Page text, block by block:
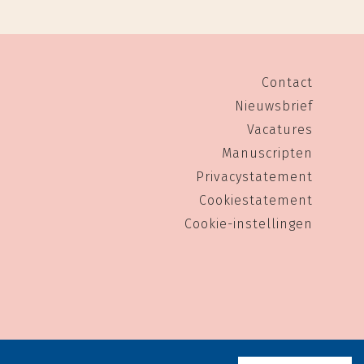
Contact
Nieuwsbrief
Vacatures
Manuscripten
Privacystatement
Cookiestatement
Cookie-instellingen